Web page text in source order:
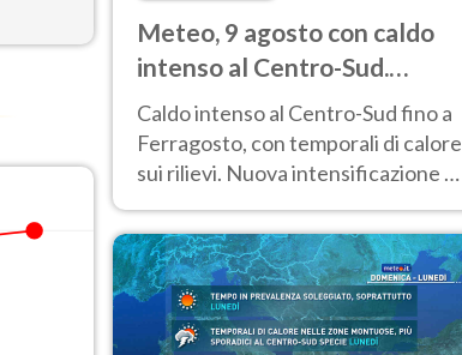
Meteo, 9 agosto con caldo
intenso al Centro-Sud.
Temporali sui rilievi
Caldo intenso al Centro-Sud fino a
Ferragosto, con temporali di calore
sui rilievi. Nuova intensificazione la
verso i 40 °C